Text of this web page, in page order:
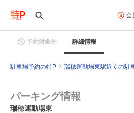
会
予約対象外 詳細情報
駐車場予約の特P 瑞穂運動場東駅近くの駐
パーキング情報
瑞穂運動場東